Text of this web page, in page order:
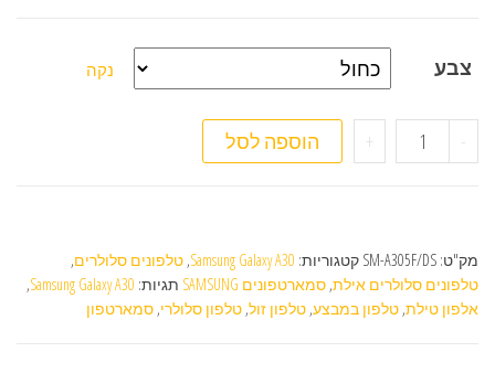
צבע נקה
- כמות של טלפון סלולרי Samsung Galaxy A30 64GB
+ הוספה לסל
מק"ט: SM-A305F/DS קטגוריות: Samsung Galaxy A30
, טלפונים סלולרים,
טלפונים סלולרים אילת, סמארטפונים SAMSUNG תגיות: Samsung Galaxy A30
,
אלפון טילת, טלפון במבצע, טלפון זול, טלפון סלולרי, סמארטפון